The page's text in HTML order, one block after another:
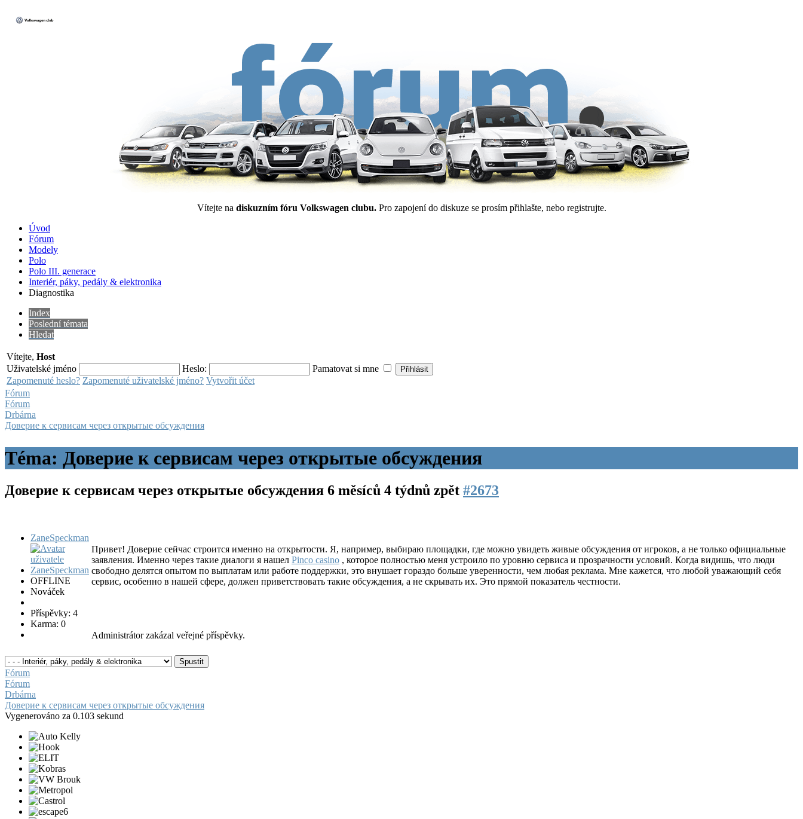
Vítejte na diskuzním fóru Volkswagen clubu. Pro zapojení do diskuze se prosím přihlašte, nebo registrujte.
Úvod
Fórum
Modely
Polo
Polo III. generace
Interiér, páky, pedály & elektronika
Diagnostika
Index
Poslední témata
Hledat
Vítejte, Host
Uživatelské jméno
Heslo:
Pamatovat si mne
Zapomenuté heslo? Zapomenuté uživatelské jméno? Vytvořit účet
Fórum
Fórum
Drbárna
Доверие к сервисам через открытые обсуждения
Téma: Доверие к сервисам через открытые обсуждения
Доверие к сервисам через открытые обсуждения 6 měsíců 4 týdnů zpět #2673
ZaneSpeckman
OFFLINE
Nováček
Příspěvky: 4
Karma: 0
Привет! Доверие сейчас строится именно на открытости. Я, например, выбираю площадки, где можно увидеть живые обсуждения от игроков, а не только официальные
заявления. Именно через такие диалоги я нашел Pinco casino , которое полностью меня устроило по уровню сервиса и прозрачности условий. Когда видишь, что люди
свободно делятся опытом по выплатам или работе поддержки, это внушает гораздо больше уверенности, чем любая реклама. Мне кажется, что любой уважающий себя
сервис, особенно в нашей сфере, должен приветствовать такие обсуждения, а не скрывать их. Это прямой показатель честности.
Administrátor zakázal veřejné příspěvky.
Fórum
Fórum
Drbárna
Доверие к сервисам через открытые обсуждения
Vygenerováno za 0.103 sekund